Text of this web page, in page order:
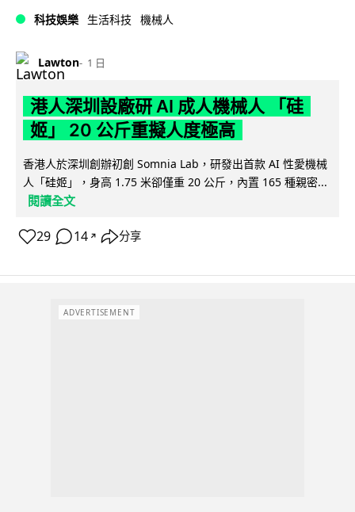
科技娛樂 生活科技 機械人
Lawton 1 日
港人深圳設廠研 AI 成人機械人 「硅
姬」 20 公斤重擬人度極高
香港人於深圳創辦初創 Somnia Lab，研發出首款 AI 性愛機械
人「硅姬」，身高 1.75 米卻僅重 20 公斤，內置 165 種親密...
閱讀全文
29 14 ↗ 分享
ADVERTISEMENT